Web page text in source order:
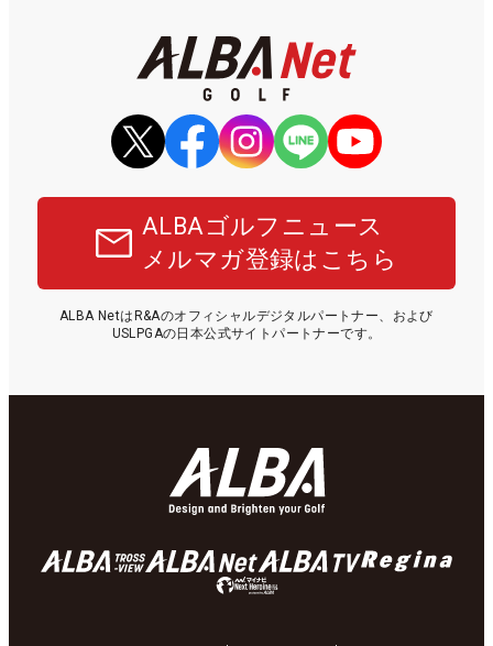
ALBAゴルフニュース
メルマガ登録はこちら
ALBA NetはR&Aのオフィシャルデジタルパートナー、および
USLPGAの日本公式サイトパートナーです。